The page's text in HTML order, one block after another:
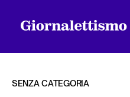
SENZA CATEGORIA